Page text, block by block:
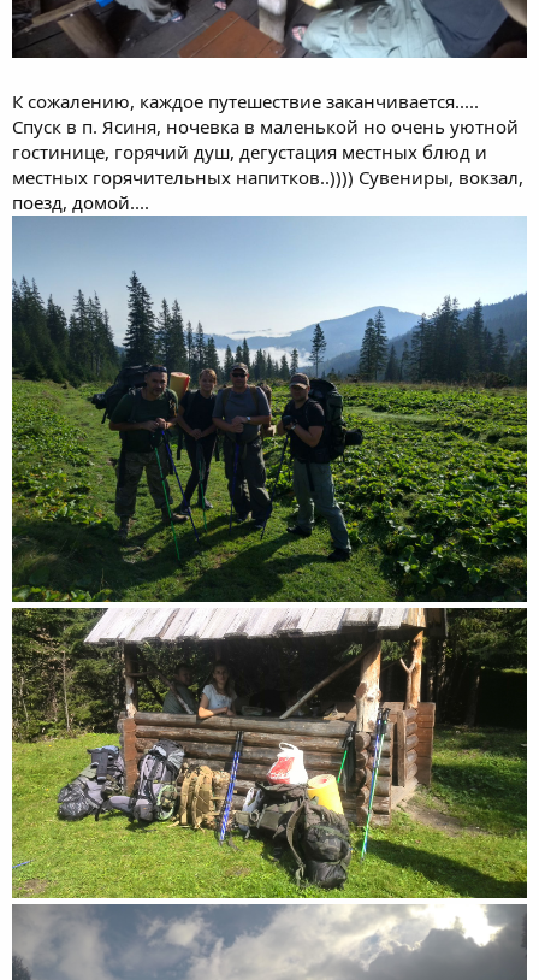
К сожалению, каждое путешествие заканчивается.....
Спуск в п. Ясиня, ночевка в маленькой но очень уютной
гостинице, горячий душ, дегустация местных блюд и
местных горячительных напитков..)))) Сувениры, вокзал,
поезд, домой....